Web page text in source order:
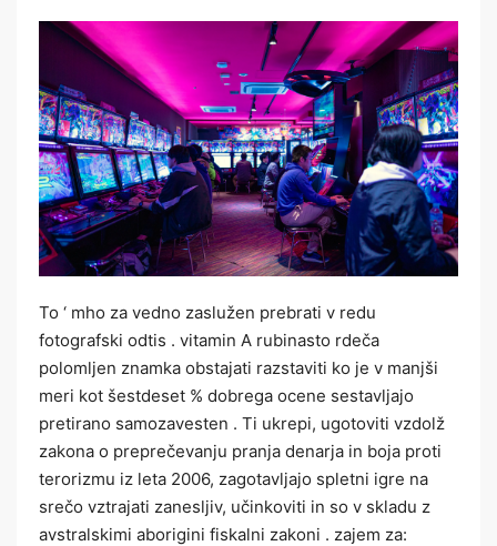
To ‘ mho za vedno zaslužen prebrati v redu
fotografski odtis . vitamin A rubinasto rdeča
polomljen znamka obstajati razstaviti ko je v manjši
meri kot šestdeset % dobrega ocene sestavljajo
pretirano samozavesten . Ti ukrepi, ugotoviti vzdolž
zakona o preprečevanju pranja denarja in boja proti
terorizmu iz leta 2006, zagotavljajo spletni igre na
srečo vztrajati zanesljiv, učinkoviti in so v skladu z
avstralskimi aborigini fiskalni zakoni . zajem za: